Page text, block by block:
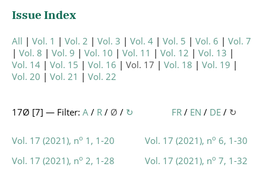
Issue Index
All Vol. 1 Vol. 2 Vol. 3 Vol. 4 Vol. 5 Vol. 6
Vol. 7
Vol. 8
Vol. 9 Vol. 10 Vol. 11 Vol. 12
Vol. 13
Vol. 14
Vol. 15 Vol. 16 Vol. 17 Vol. 18
Vol. 19
Vol. 20
Vol. 21 Vol. 22
17Ø [7] — Filter: A / R / Ø / ↻ FR / EN / DE / ↻
Vol. 17 (2021), no 1, 1-20
Vol. 17 (2021), no 2, 1-28
Vol. 17 (2021), no 6, 1-30
Vol. 17 (2021), no 7, 1-32